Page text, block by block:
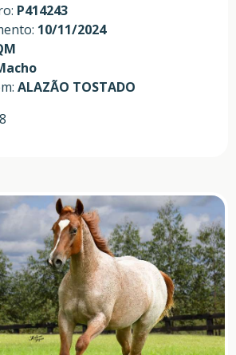
P414243
10/11/2024
ALAZÃO TOSTADO